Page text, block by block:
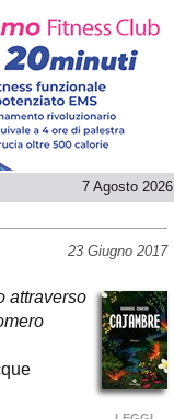
7 Agosto 2026
23 Giugno 2017
attraverso